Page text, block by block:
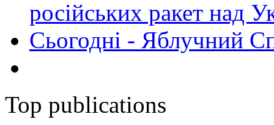
російських ракет над
Сьогодні - Яблучний
Top publications